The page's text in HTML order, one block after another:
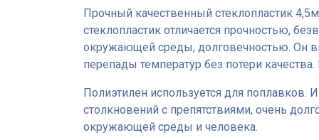
Прочный качественный стеклопластик
стеклопластик отличается прочностью,
окружающей среды, долговечностью. Он
перепады температур без потери
Полиэтилен используется для поплавков.
столкновений с препятствиями, очень
окружающей среды и человека.